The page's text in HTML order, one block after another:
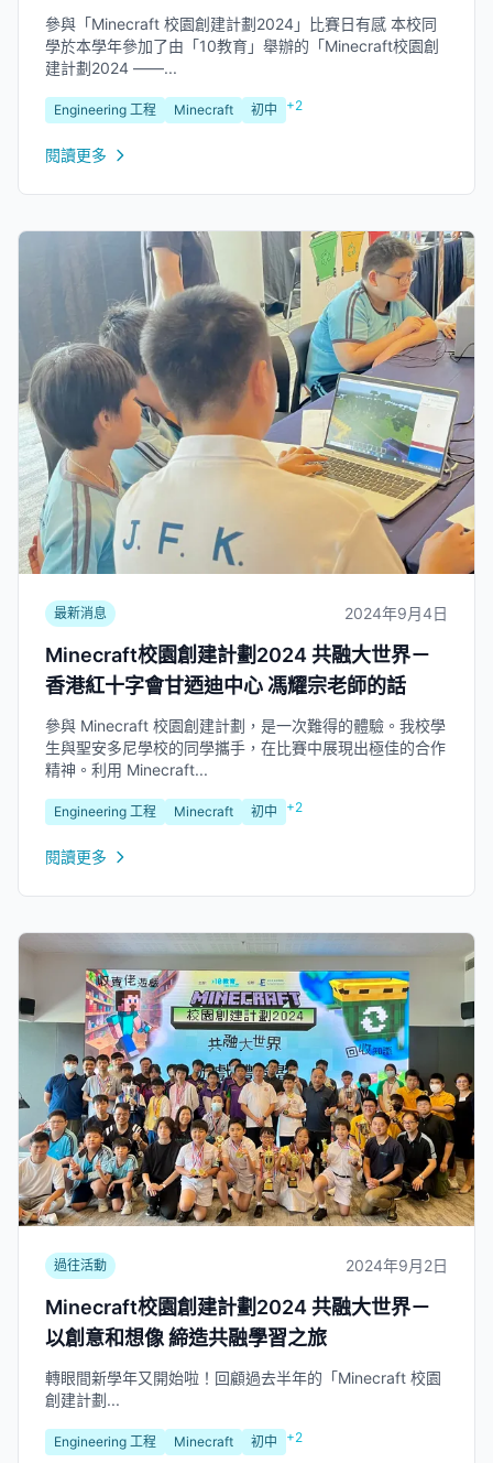
參與「Minecraft 校園創建計劃2024」比賽日有感 本校同
學於本學年參加了由「10教育」舉辦的「Minecraft校園創
建計劃2024 ——...
Engineering 工程 Minecraft 初中 +2
閱讀更多
最新消息 2024年9月4日
Minecraft校園創建計劃2024 共融大世界－
香港紅十字會甘迺迪中心 馮耀宗老師的話
參與 Minecraft 校園創建計劃，是一次難得的體驗。我校學
生與聖安多尼學校的同學攜手，在比賽中展現出極佳的合作
精神。利用 Minecraft...
Engineering 工程 Minecraft 初中 +2
閱讀更多
過往活動 2024年9月2日
Minecraft校園創建計劃2024 共融大世界－
以創意和想像 締造共融學習之旅
轉眼間新學年又開始啦！回顧過去半年的「Minecraft 校園
創建計劃...
Engineering 工程 Minecraft 初中 +2